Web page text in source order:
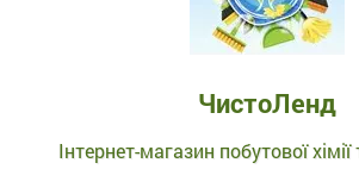
ЧистоЛенд
Інтернет-магазин побутової